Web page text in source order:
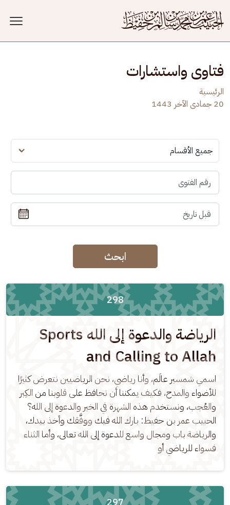
فتاوى واستشارات
الرئيسية
20 جمادى الآخر 1443
ابحث
298
الرياضة والدعوة إلى الله Sports
and Calling to Allah
اسمي شمسير عالَم، وأنا رياضي، نحن الرياضيين نتعرض كثيرًا
للأضواء والمدح، فكيف يمكننا أن نحافظ على قلوبنا من الكِبر
والعُجب، ونستخدم هذه الشهرة في الخير والدعوة إلى الله؟
الحبيب عمر بن حفيظ: بارك الله فيك ووفَّقك وأخذ بيدك،
والرياضة باب ومجال واسع للدعوة إلى الله تعالى، وأما الثناء
فسواء للرياضي أو